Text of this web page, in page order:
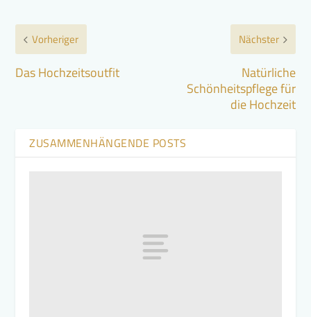
Vorheriger
Das Hochzeitsoutfit
Nächster
Natürliche
Schönheitspflege für
die Hochzeit
ZUSAMMENHÄNGENDE POSTS